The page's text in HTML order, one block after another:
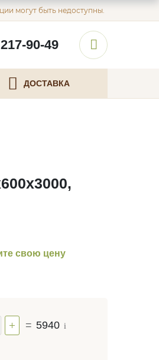
могут быть недоступны.
90-49
ДОСТАВКА
свою цену
= 5940 i